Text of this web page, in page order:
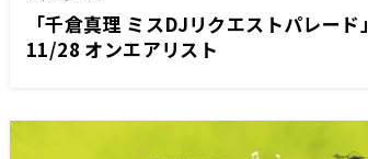
「千倉真理 ミスDJリクエストパレード」
11/28 オンエアリスト